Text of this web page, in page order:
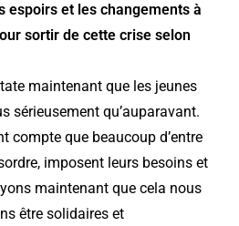
espoirs et les changements à
sortir de cette crise selon
maintenant que les jeunes
sérieusement qu’auparavant.
compte que beaucoup d’entre
imposent leurs besoins et
maintenant que cela nous
être solidaires et